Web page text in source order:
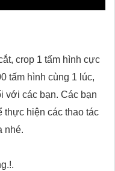
crop 1 tấm hình cực
tấm hình cùng 1 lúc,
với các bạn. Các bạn
thực hiện các thao tác
nhé.